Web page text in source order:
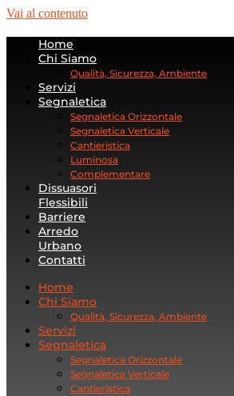
Vai al contenuto
Home
Chi Siamo
Qualità, Sicurezza, Ambiente
Servizi
Segnaletica
Segnaletica Orizzontale
Segnaletica Verticale
Cantieristica
Luminosa
Complementare
Dissuasori
Flessibili
Barriere
Arredo
Urbano
Contatti
Home
Chi Siamo
Qualità, Sicurezza, Ambiente
Servizi
Segnaletica
Segnaletica Orizzontale
Segnaletica Verticale
Cantieristica